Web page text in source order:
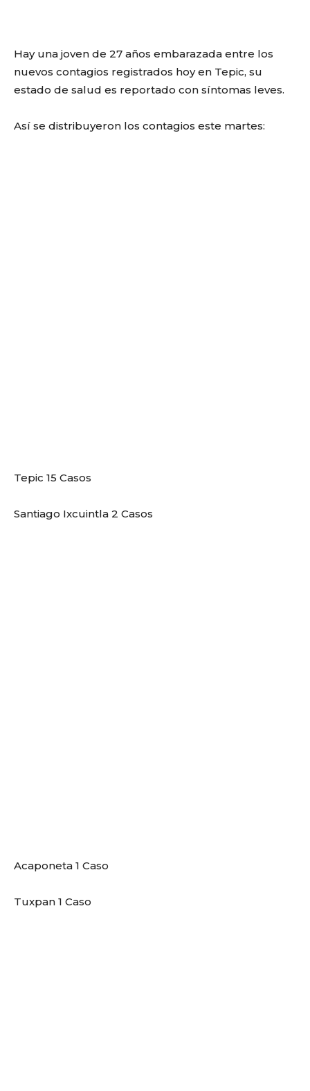
Hay una joven de 27 años embarazada entre los
nuevos contagios registrados hoy en Tepic, su
estado de salud es reportado con síntomas leves.
Así se distribuyeron los contagios este martes:
Tepic 15 Casos
Santiago Ixcuintla 2 Casos
Acaponeta 1 Caso
Tuxpan 1 Caso